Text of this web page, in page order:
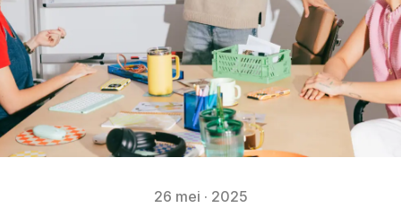
26 mei · 2025